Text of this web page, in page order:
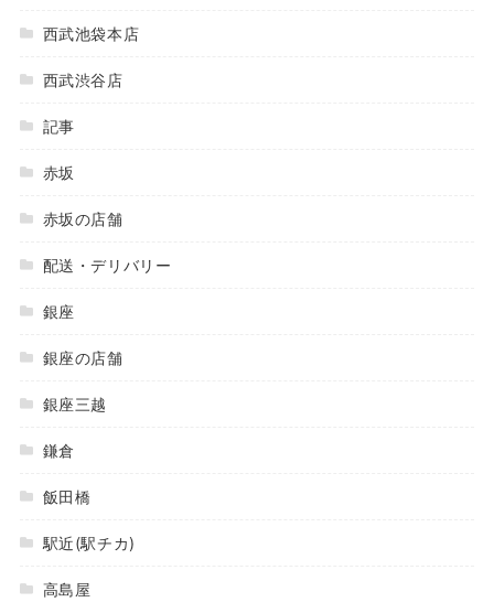
西武池袋本店
西武渋谷店
記事
赤坂
赤坂の店舗
配送・デリバリー
銀座
銀座の店舗
銀座三越
鎌倉
飯田橋
駅近(駅チカ)
高島屋